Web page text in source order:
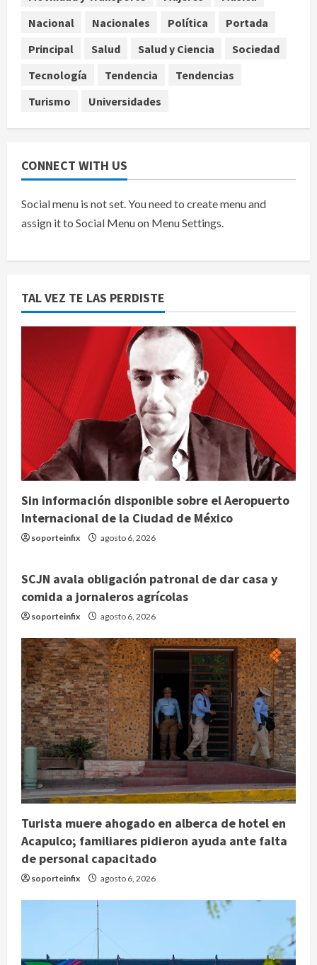
Toluca golea a Seattle Sounders en
agosto 6, 2026
Nacional
Nacionales Política
Portada
Principal
Salud Salud y Ciencia
Sociedad
Tecnología
Tendencia
Tendencias
Turismo
Universidades
CONNECT WITH US
Social menu is not set. You need to create menu and
assign it to Social Menu on Menu Settings.
TAL VEZ TE LAS PERDISTE
Sin información disponible sobre el Aeropuerto
Internacional de la Ciudad de México
soporteinfix agosto 6, 2026
SCJN avala obligación patronal de dar casa y
comida a jornaleros agrícolas
soporteinfix agosto 6, 2026
Turista muere ahogado en alberca de hotel en
Acapulco; familiares pidieron ayuda ante falta
de personal capacitado
soporteinfix agosto 6, 2026